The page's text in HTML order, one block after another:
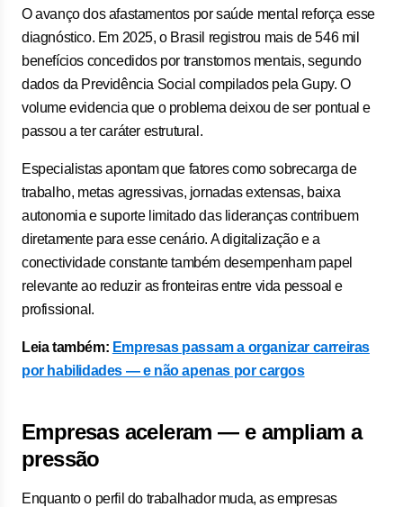
O avanço dos afastamentos por saúde mental reforça esse
diagnóstico. Em 2025, o Brasil registrou mais de 546 mil
benefícios concedidos por transtornos mentais, segundo
dados da Previdência Social compilados pela Gupy. O
volume evidencia que o problema deixou de ser pontual e
passou a ter caráter estrutural.
Especialistas apontam que fatores como sobrecarga de
trabalho, metas agressivas, jornadas extensas, baixa
autonomia e suporte limitado das lideranças contribuem
diretamente para esse cenário. A digitalização e a
conectividade constante também desempenham papel
relevante ao reduzir as fronteiras entre vida pessoal e
profissional.
Leia também: Empresas passam a organizar carreiras
por habilidades — e não apenas por cargos
Empresas aceleram — e ampliam a
pressão
Enquanto o perfil do trabalhador muda, as empresas